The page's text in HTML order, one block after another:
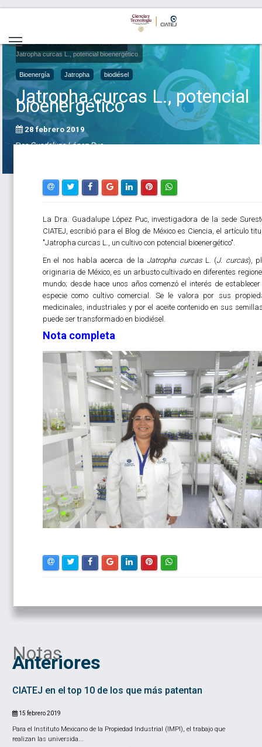
Inicio
Jatropha curcas L., potencial bioenergético
Bioenergía Jatropha biodiésel
Jatropha curcas L., potencial
bioenergético
28 febrero 2019
PorGuadalupe López Puc
La Dra. Guadalupe López Puc, investigadora de la sede
CIATEJ, escribió para el Blog de México es Ciencia, el artículo
"Jatropha curcas L., un cultivo con potencial bioenergético".
En el nos habla acerca de la Jatropha curcas L. (J. curcas),
originaria de México, es un arbusto cultivado en diferentes
mundo; desde hace unos años comenzó el interés de
especie como cultivo comercial. Se le valora por sus
medicinales, industriales y por el aceite contenido en sus
puede ser transformado en biodiésel.
Nota completa
Notas
Anteriores
CIATEJ en el top 10 de los que más patentan
15 febrero 2019
Para el Instituto Mexicano de la Propiedad Industrial (IMPI), el trabajo que
realizan las universida...